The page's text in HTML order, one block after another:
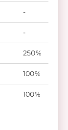
-
-
250%
100%
100%